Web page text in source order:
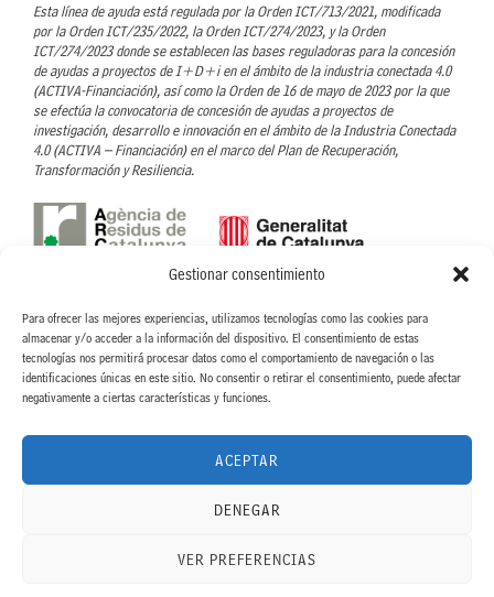
Gestionar consentimiento
Para ofrecer las mejores experiencias, utilizamos tecnologías como las cookies para
almacenar y/o acceder a la información del dispositivo. El consentimiento de estas
tecnologías nos permitirá procesar datos como el comportamiento de navegación o las
identificaciones únicas en este sitio. No consentir o retirar el consentimiento, puede afectar
negativamente a ciertas características y funciones.
ACEPTAR
DENEGAR
VER PREFERENCIAS
Esta línea de ayuda está regulada por la Orden ICT/713/2021, modificada
por la Orden ICT/235/2022, la Orden ICT/274/2023, y la Orden
ICT/274/2023 donde se establecen las bases reguladoras para la concesión
de ayudas a proyectos de I+D+i en el ámbito de la industria conectada 4.0
(ACTIVA-Financiación), así como la Orden de 16 de mayo de 2023 por la que
se efectúa la convocatoria de concesión de ayudas a proyectos de
investigación, desarrollo e innovación en el ámbito de la Industria Conectada
4.0 (ACTIVA – Financiación) en el marco del Plan de Recuperación,
Transformación y Resiliencia.
CINTERIA HISPANO ITALO AMERICANA, S.A. ha recibido la ayuda concedida
por parte de la ARC, para llevar a cabo el proyecto Nuevo proceso para la
eliminación de disolventes orgánicos en el proceso de recubrimiento de
etiquetas textiles, dentro de la linea de Ayudas para proyectos de fomento de
la economía circular. ACC/3552/2022.
"Proyecto acogido al programa de incentivos ligados al autoconsumo y al
implantación de sistemas térmicos renovables en el sector residencial, en el